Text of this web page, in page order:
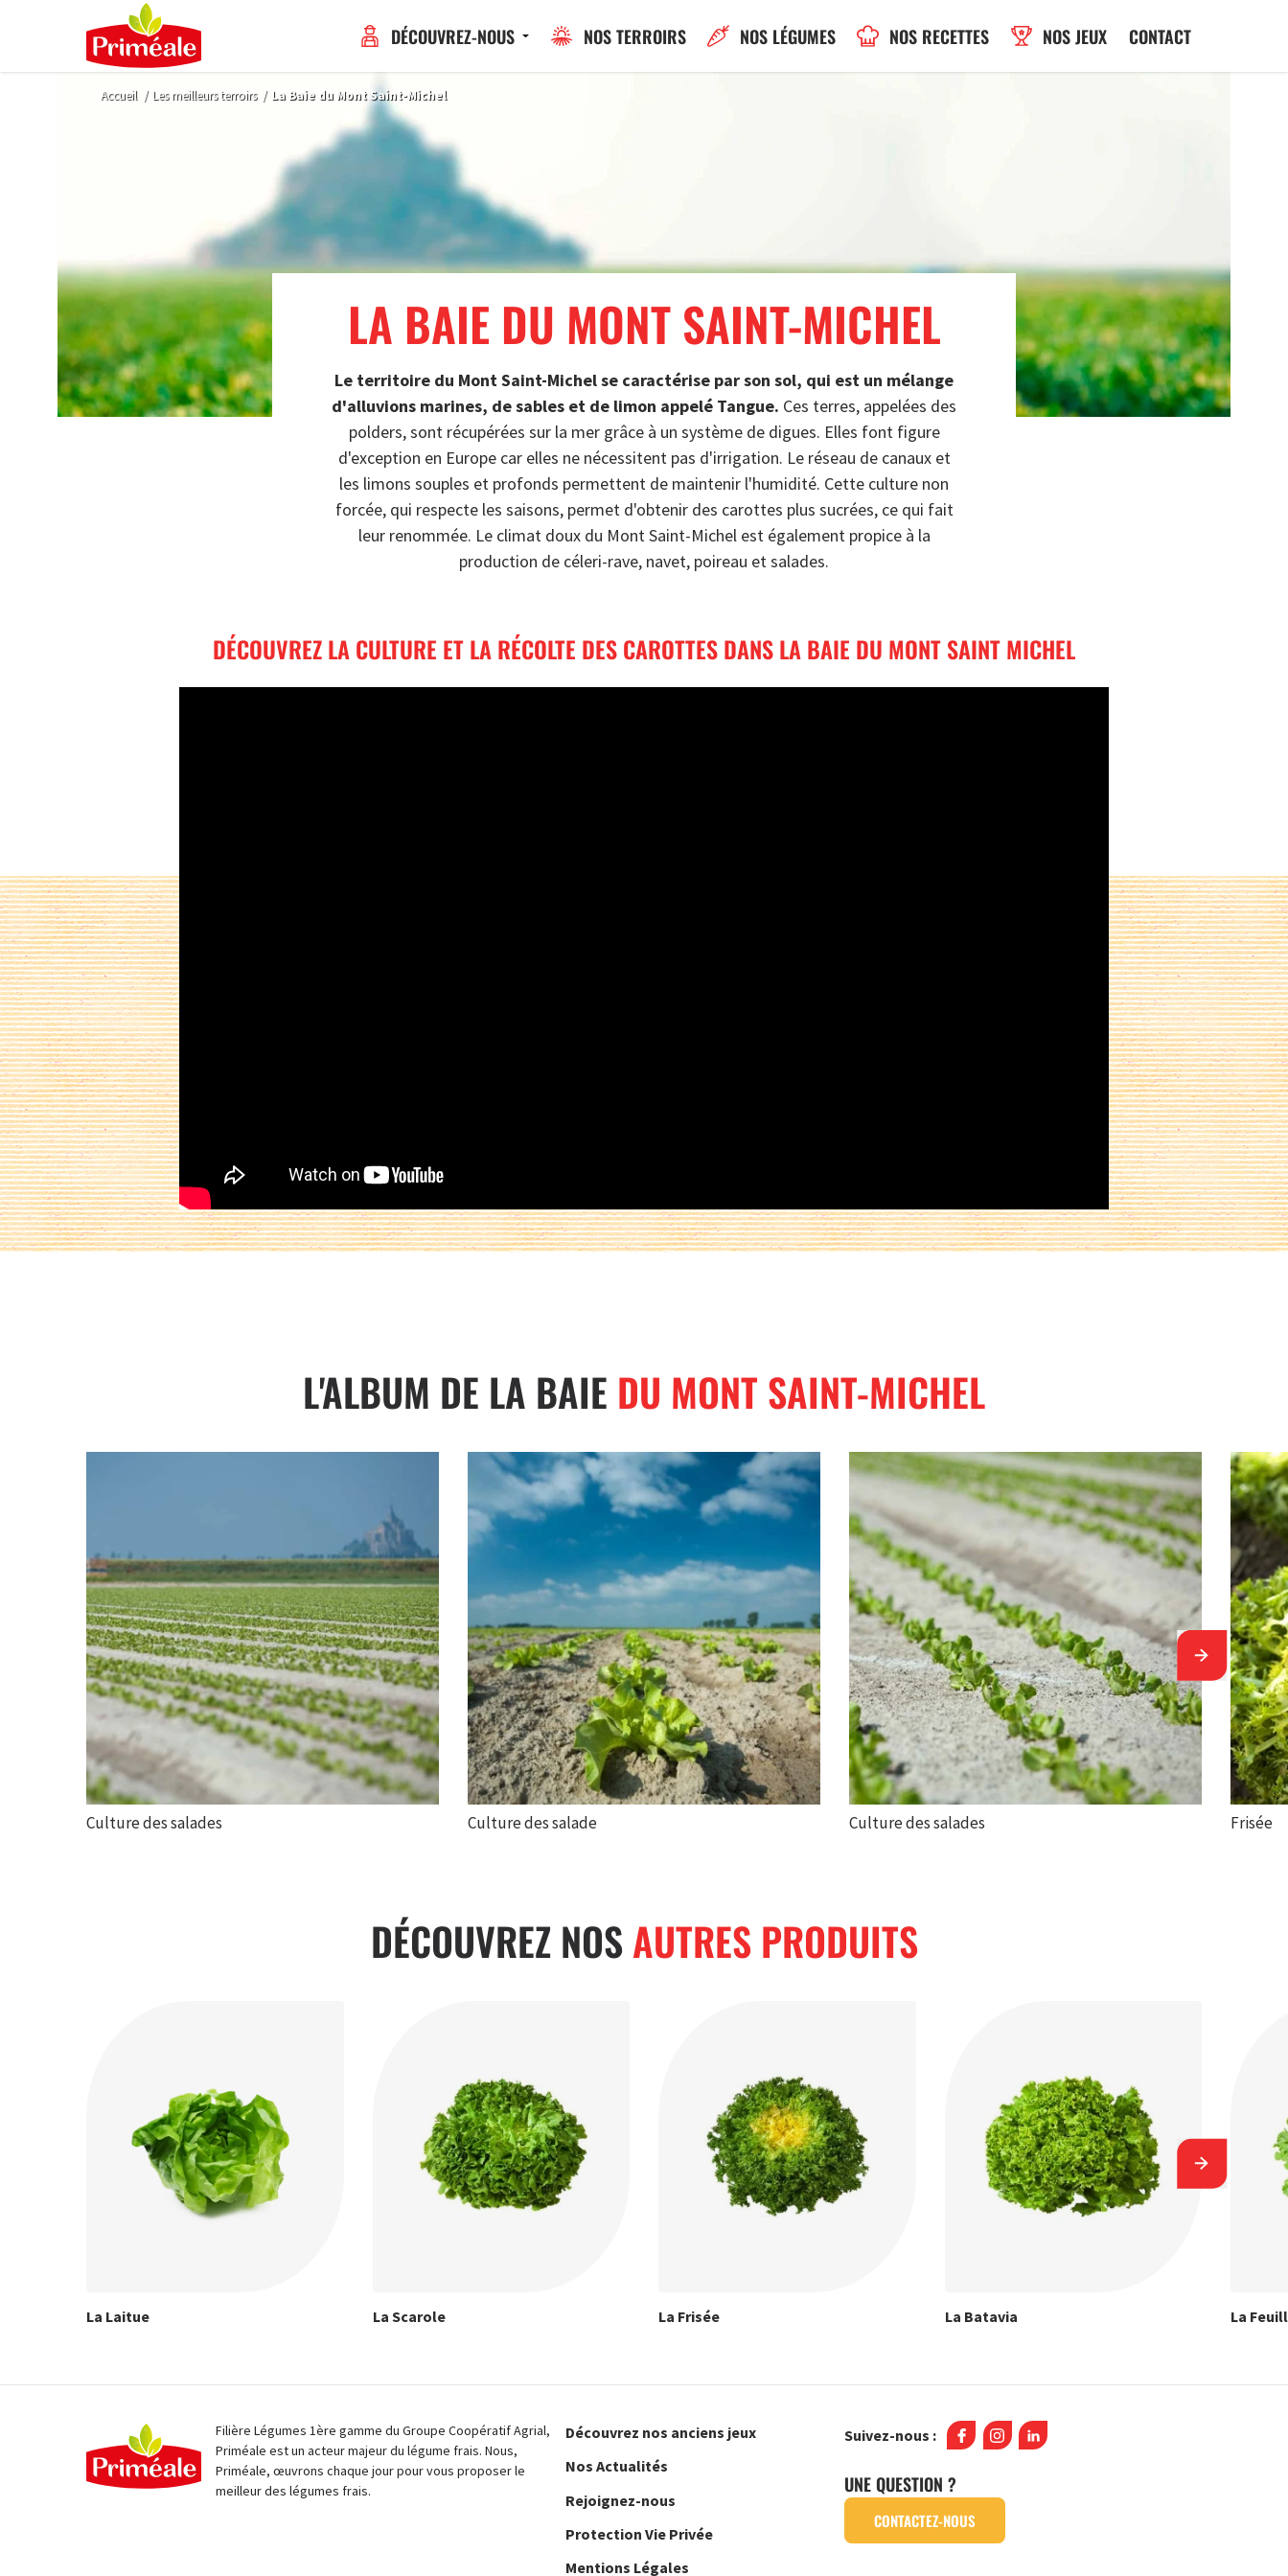
DÉCOUVREZ-NOUS NOS TERROIRS NOS LÉGUMES NOS RECETTES NOS JEUX CONTACT
Accueil / Les meilleurs terroirs / La Baie du Mont Saint-Michel
LA BAIE DU MONT SAINT-MICHEL
Le territoire du Mont Saint-Michel se caractérise par son sol, qui est un mélange
d'alluvions marines, de sables et de limon appelé Tangue. Ces terres, appelées des
polders, sont récupérées sur la mer grâce à un système de digues. Elles font figure
d'exception en Europe car elles ne nécessitent pas d'irrigation. Le réseau de canaux et
les limons souples et profonds permettent de maintenir l'humidité. Cette culture non
forcée, qui respecte les saisons, permet d'obtenir des carottes plus sucrées, ce qui fait
leur renommée. Le climat doux du Mont Saint-Michel est également propice à la
production de céleri-rave, navet, poireau et salades.
DÉCOUVREZ LA CULTURE ET LA RÉCOLTE DES CAROTTES DANS LA BAIE DU MONT SAINT MICHEL
Partager sur :
L'ALBUM DE LA BAIE DU MONT SAINT-MICHEL
Culture des salades Culture des salade Culture des salades Frisée
DÉCOUVREZ NOSAUTRES PRODUITS
La Laitue La Scarole La Frisée La Batavia La
Filière Légumes 1ère gamme du Groupe Coopératif Agrial,
Priméale est un acteur majeur du légume frais. Nous,
Priméale, œuvrons chaque jour pour vous proposer le
meilleur des légumes frais.
Découvrez nos anciens jeux
Nos Actualités
Rejoignez-nous
Protection Vie Privée
Mentions Légales
Suivez-nous :
UNE QUESTION ?
CONTACTEZ-NOUS